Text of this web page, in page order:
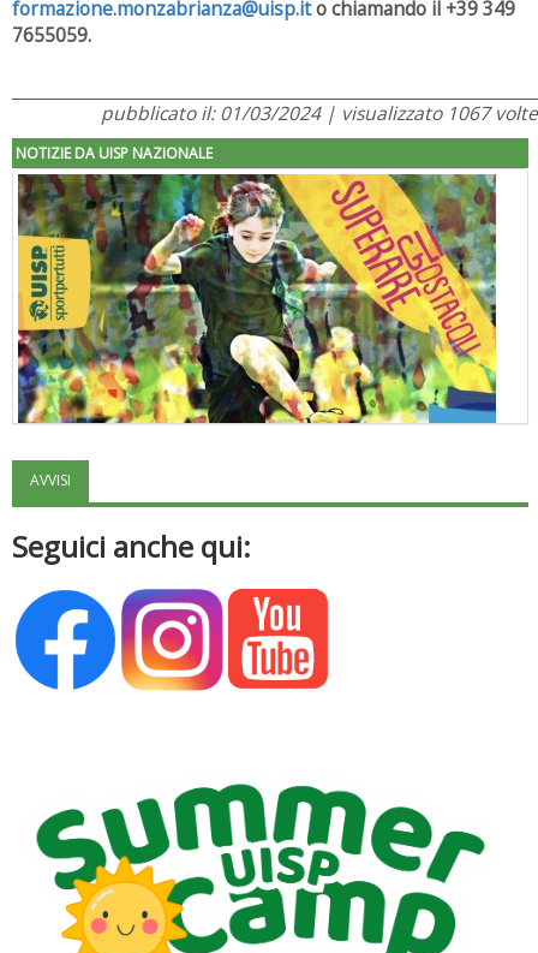
formazione.monzabrianza@uisp.ito chiamando il +39 349
7655059.
pubblicato il: 01/03/2024 | visualizzato 1067 volte
NOTIZIE DA UISP NAZIONALE
"Superare gli ostacoli": la relazione di Tiziano Pesce al CN Uisp
Luglio 2026: "Pensando con i piedi, si possono fare le
rivoluzioni"
AVVISI
Seguici anche qui: